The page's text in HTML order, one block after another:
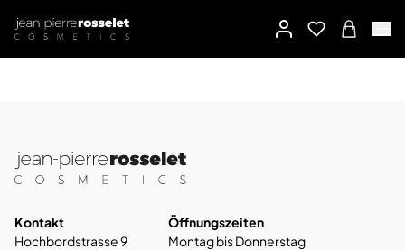
Kontakt
Hochbordstrasse 9
Öffnungszeiten
Montag bis Donnerstag